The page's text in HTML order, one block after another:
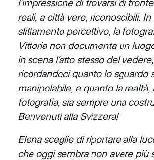
l’impressione di trovarsi di
reali, a città vere, riconoscibili.
slittamento percettivo, la
Vittoria non documenta un
in scena l’atto stesso del vedere,
ricordandoci quanto lo sguardo
manipolabile, e quanto la realtà,
fotografia, sia sempre una
Benvenuti alla Svizzera!
Elena sceglie di riportare alla
che oggi sembra non avere più